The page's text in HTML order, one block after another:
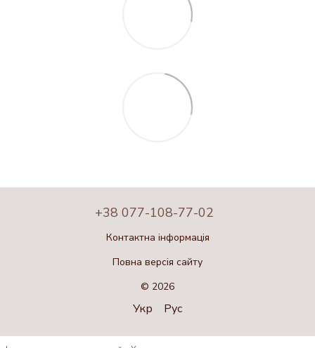
+38 077-108-77-02
Контактна інформація
Повна версія сайту
© 2026
Укр Рус